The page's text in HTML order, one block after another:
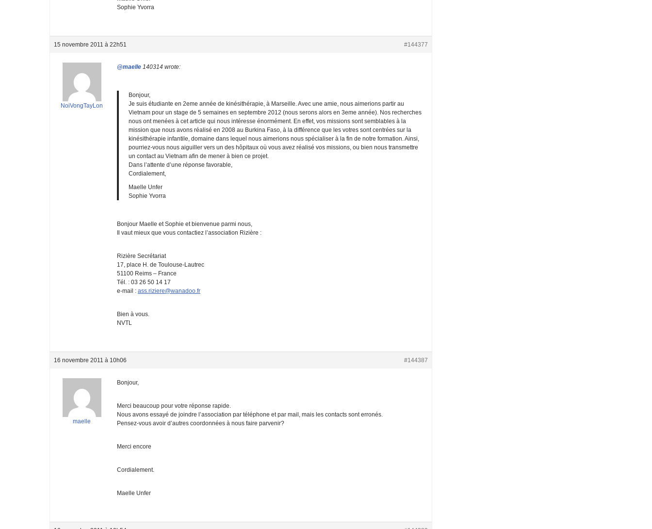
Sophie Yvorra
15 novembre 2011 à 22h51 #144377
NoiVongTayLon
@maelle 140314 wrote:
Bonjour,
Je suis étudiante en 2eme année de kinésithérapie, à Marseille. Avec une amie, nous aimerions partir au
Vietnam pour un stage de 5 semaines en septembre 2012 (nous serons alors en 3eme année). Nos recherches
nous ont menées à cet article qui nous intéresse énormément. En effet, vos missions sont semblables à la
mission que nous avons réalisé en 2008 au Burkina Faso, à la différence que les votres sont centrées sur la
kinésithérapie infantile, domaine dans lequel nous aimerions nous spécialiser à la fin de notre formation. Ainsi,
pourriez-vous nous aiguiller vers un des hôpitaux où vous avez réalisé vos missions, ou bien nous transmettre
un contact au Vietnam afin de mener à bien ce projet.
Dans l’attente d’une réponse favorable,
Cordialement,
Maelle Unfer
Sophie Yvorra
Bonjour Maelle et Sophie et bienvenue parmi nous,
Il vaut mieux que vous contactiez l’association Rizière :
Rizière Secrétariat
17, place H. de Toulouse-Lautrec
51100 Reims – France
Tél. : 03 26 50 14 17
e-mail : ass.riziere@wanadoo.fr
Bien à vous.
NVTL
16 novembre 2011 à 10h06 #144387
maelle
Bonjour,
Merci beaucoup pour votre réponse rapide.
Nous avons essayé de joindre l’association par téléphone et par mail, mais les contacts sont erronés.
Pensez-vous avoir d’autres coordonnées à nous faire parvenir?
Merci encore
Cordialement.
Maelle Unfer